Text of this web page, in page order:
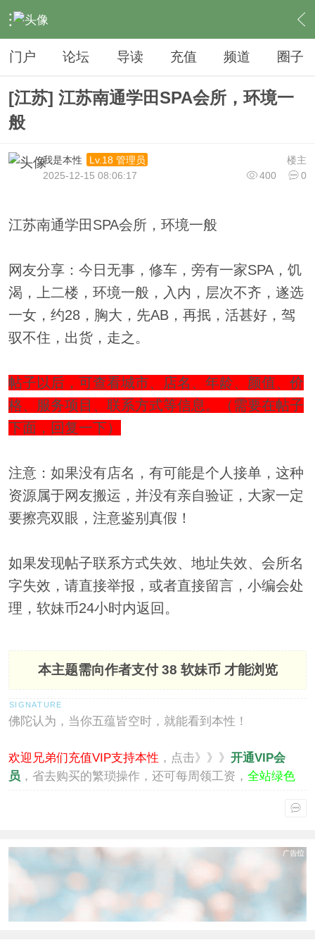
› 夜生活 › SPA › 内容
门户 论坛 导读 充值 频道 圈子
[江苏] 江苏南通学田SPA会所，环境一
般
楼主
我是本性
Lv.18 管理员
400
0
2025-12-15 08:06:17
江苏南通学田SPA会所，环境一般
网友分享：今日无事，修车，旁有一家SPA，饥
渴，上二楼，环境一般，入内，层次不齐，遂选
一女，约28，胸大，先AB，再抿，活甚好，驾
驭不住，出货，走之。
帖子以后，可查看城市、店名、年龄、颜值、价
格、服务项目、联系方式等信息。（需要在帖子
下面，回复一下）
注意：如果没有店名，有可能是个人接单，这种
资源属于网友搬运，并没有亲自验证，大家一定
要擦亮双眼，注意鉴别真假！
如果发现帖子联系方式失效、地址失效、会所名
字失效，请直接举报，或者直接留言，小编会处
理，软妹币24小时内返回。
本主题需向作者支付38 软妹币 才能浏览
佛陀认为，当你五蕴皆空时，就能看到本性！
欢迎兄弟们充值VIP支持本性 ，点击》》》 开通VIP会
员 ，省去购买的繁琐操作，还可每周领工资， 全站绿色